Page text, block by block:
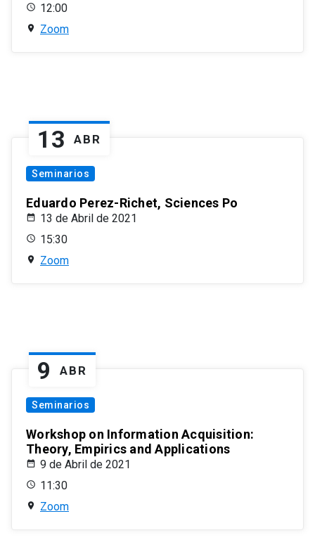
12:00
Zoom
13 ABR
Seminarios
Eduardo Perez-Richet, Sciences Po
13 de Abril de 2021
15:30
Zoom
9 ABR
Seminarios
Workshop on Information Acquisition:
Theory, Empirics and Applications
9 de Abril de 2021
11:30
Zoom